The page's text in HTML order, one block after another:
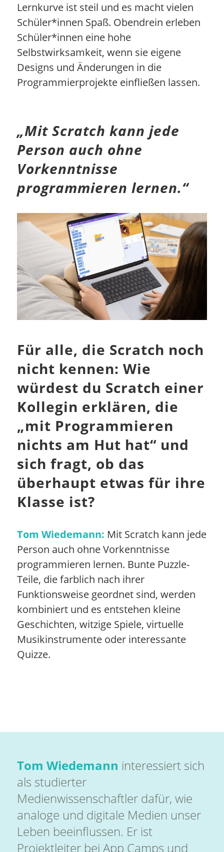
Lernkurve ist steil und es macht vielen
Schüler*innen Spaß. Obendrein erleben
Schüler*innen eine hohe
Selbstwirksamkeit, wenn sie eigene
Designs und Änderungen in die
Programmierprojekte einfließen lassen.
„Mit Scratch kann jede
Person auch ohne
Vorkenntnisse
programmieren lernen.“
Für alle, die Scratch noch
nicht kennen: Wie
würdest du Scratch einer
Kollegin erklären, die
„mit Programmieren
nichts am Hut hat“ und
sich fragt, ob das
überhaupt etwas für ihre
Klasse ist?
Tom Wiedemann: Mit Scratch kann jede
Person auch ohne Vorkenntnisse
programmieren lernen. Bunte Puzzle-
Teile, die farblich nach ihrer
Funktionsweise geordnet sind, werden
kombiniert und es entstehen kleine
Geschichten, witzige Spiele, virtuelle
Musikinstrumente oder interessante
Quizze.
Tom Wiedemann interessiert sich
als studierter
Medienwissenschaftler dafür, wie
analoge und digitale Medien unser
Leben beeinflussen. Er ist
Projektleiter bei App Camps und